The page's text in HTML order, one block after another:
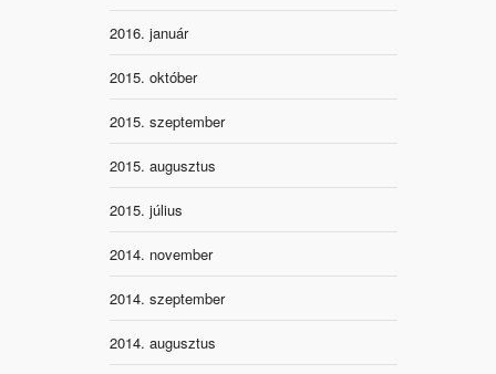
2016. január
2015. október
2015. szeptember
2015. augusztus
2015. július
2014. november
2014. szeptember
2014. augusztus